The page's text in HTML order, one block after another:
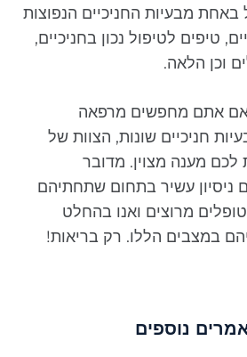
מבעיות החניכיים הנפוצות
טיפים לטיפול נכון בחניכיים,
וכן הלאה.
אתם מחפשים מרפאה
חניכיים שונות, הצוות של
מענה מצוין. מדובר
עשיר בתחום שתחתיהם
מרוצים ואנו בהחלט
במצבים הללו. רק בריאות!
נוספים